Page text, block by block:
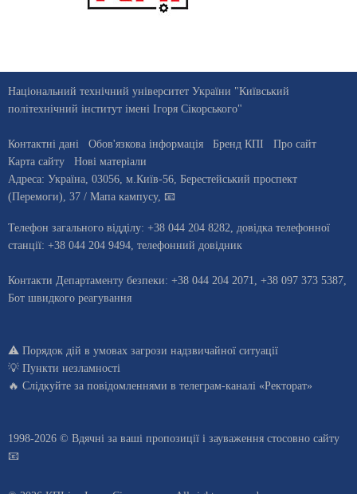
Національний технічний університет України "Київський
політехнічний інститут імені Ігоря Сікорського"
Контактні дані Обов'язкова інформація Бренд КПІ
Про сайт
Карта сайту
Нові матеріали
Адреса: Україна 03056 , м. Київ-56, Берестейський проспект
(Перемоги), 37 / Мапа кампусу, 📧
Телефон загального відділу: +38 044 204 8282 , довiдка телефонної
станцiї: +38 044 204 9494 телефонний довідник
Контакти Департаменту безпеки: +38 044 204 2071, +38 097 373 5387,
Бот швидкого реагування
⚠️ Порядок дій в умовах загрози надзвичайної ситуації
💡 Пункти незламності
🔥 Слідкуйте за повідомленнями в телеграм-каналі «Ректорат»
1998-2026 © Вдячні за ваші пропозиції і зауваження стосовно сайту
📧